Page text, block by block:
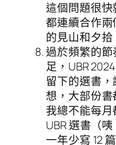
這個問題很
都連續合作
的見山和夕拾
過於頻繁的
足，UBR
留下的選書
想，大部份書
我總不能每
UBR 選書（
一年少寫 12